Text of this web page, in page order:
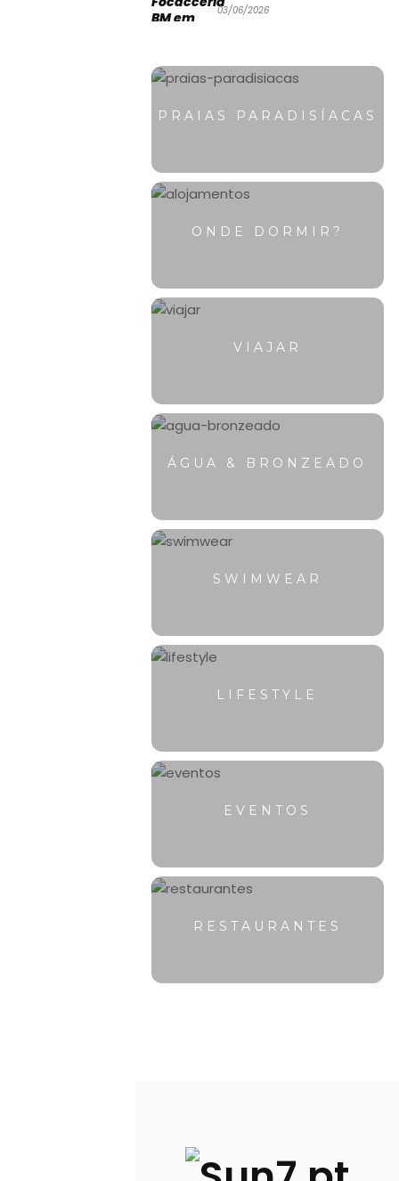
03/06/2026
PRAIAS PARADISÍACAS
ONDE DORMIR?
VIAJAR
ÁGUA & BRONZEADO
SWIMWEAR
LIFESTYLE
EVENTOS
RESTAURANTES